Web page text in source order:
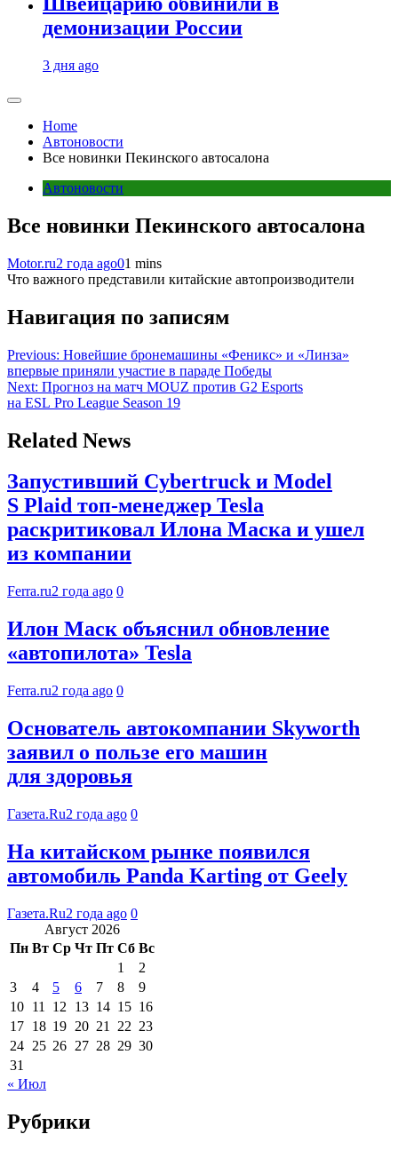
демонизации России
3 дня ago
Home
Автоновости
Все новинки Пекинского автосалона
Автоновости
Все новинки Пекинского автосалона
Motor.ru2 года ago01 mins
Что важного представили китайские автопроизводители
Навигация по записям
Previous: Новейшие бронемашины «Феникс» и «Линза»
впервые приняли участие в параде Победы
Next: Прогноз на матч MOUZ против G2 Esports
на ESL Pro League Season 19
Related News
Запустивший Cybertruck и Model
S Plaid топ-менеджер Tesla
раскритиковал Илона Маска и ушел
из компании
Ferra.ru2 года ago 0
Илон Маск объяснил обновление
«автопилота» Tesla
Ferra.ru2 года ago 0
Основатель автокомпании Skyworth
заявил о пользе его машин
для здоровья
Газета.Ru2 года ago 0
На китайском рынке появился
автомобиль Panda Karting от Geely
Газета.Ru2 года ago 0
Август 2026
Пн Вт Ср Чт Пт Сб Вс
1
2
3
4 5 6 7 8
9
10 11 12 13 14 15 16
17 18 19 20 21 22 23
24 25 26 27 28 29 30
31
« Июл
Рубрики